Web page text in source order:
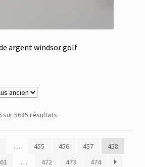
argent windsor golf
sur 5685 résultatsTrié
récent
… 455 456 457
458
… 472 473 474